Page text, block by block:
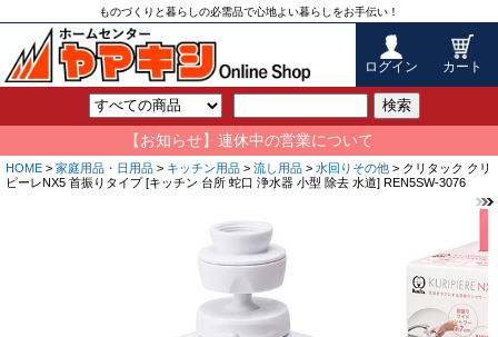
ものづくりと暮らしの必需品で心地よい暮らしをお手伝い！
ログイン カート
検索
【お知らせ】連休中の営業について
HOME > 家庭用品・日用品 > キッチン用品 > 流し用品 > 水回りその他 > クリタック クリ
ピーレNX5 首振りタイプ [キッチン 台所 蛇口 浄水器 小型 除去 水道] REN5SW-3076